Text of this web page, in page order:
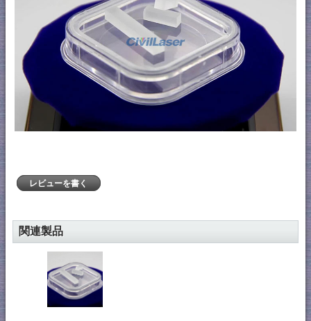
レビューを書く
関連製品